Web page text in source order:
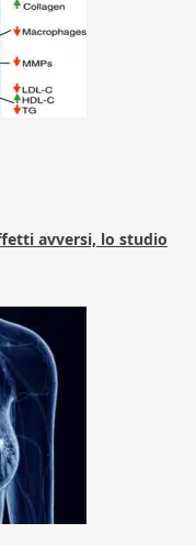
avversi, lo studio